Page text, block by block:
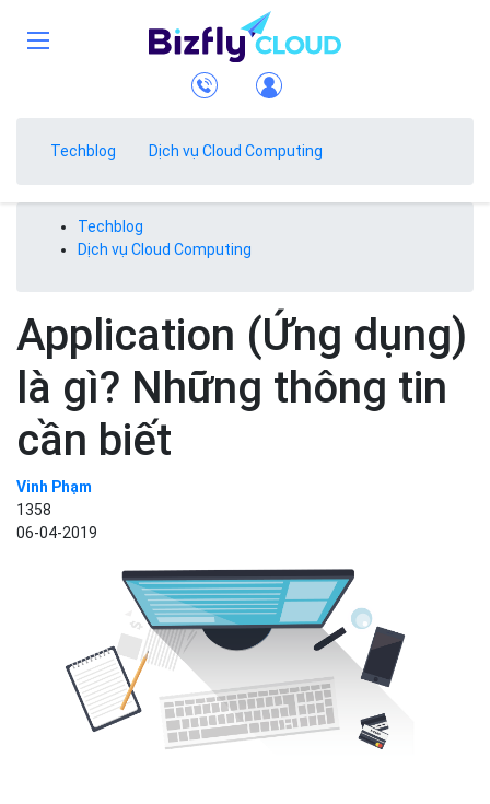
Techblog Dịch vụ Cloud Computing
Techblog
Dịch vụ Cloud Computing
Application (Ứng dụng)
là gì? Những thông tin
cần biết
Vinh Phạm
1358
06-04-2019